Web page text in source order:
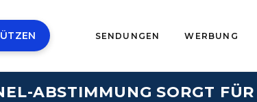
SENDUNGEN WERBUNG
ABSTIMMUNG SORGT